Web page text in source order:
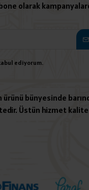
olarak
ediyorum.
bünyesinde
Üstün hizmet